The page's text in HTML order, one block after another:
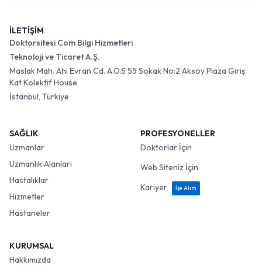
İLETİŞİM
Doktorsitesi Com Bilgi Hizmetleri
Teknoloji ve Ticaret A.Ş.
Maslak Mah. Ahi Evran Cd. A.O.S 55 Sokak No:2 Aksoy Plaza Giriş
Kat Kolektif House
İstanbul, Türkiye
SAĞLIK
Uzmanlar
Uzmanlık Alanları
Hastalıklar
Hizmetler
Hastaneler
PROFESYONELLER
Doktorlar İçin
Web Siteniz İçin
Kariyer
İşe Alım
KURUMSAL
Hakkımızda